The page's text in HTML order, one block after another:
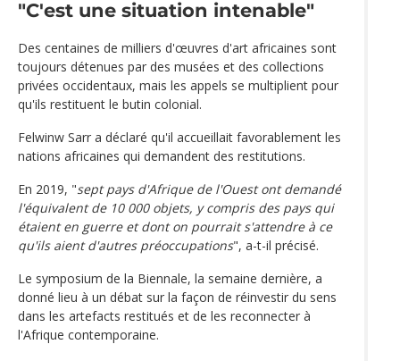
"C'est une situation intenable"
Des centaines de milliers d'œuvres d'art africaines sont
toujours détenues par des musées et des collections
privées occidentaux, mais les appels se multiplient pour
qu'ils restituent le butin colonial.
Felwinw Sarr a déclaré qu'il accueillait favorablement les
nations africaines qui demandent des restitutions.
En 2019, "sept pays d'Afrique de l'Ouest ont demandé
l'équivalent de 10 000 objets, y compris des pays qui
étaient en guerre et dont on pourrait s'attendre à ce
qu'ils aient d'autres préoccupations", a-t-il précisé.
Le symposium de la Biennale, la semaine dernière, a
donné lieu à un débat sur la façon de réinvestir du sens
dans les artefacts restitués et de les reconnecter à
l'Afrique contemporaine.